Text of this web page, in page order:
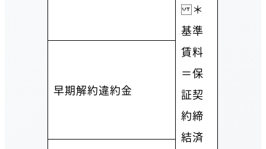
＊
基準
賃料
＝保
証契
約締
結済
早期解約違約金